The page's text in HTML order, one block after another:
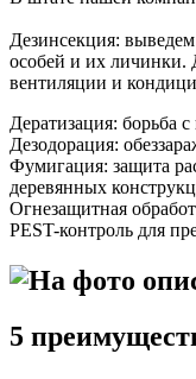
Дезинсекция:
особей и их личинки.
вентиляции и
Дератизация: борьба
Дезодорация:
Фумигация: защита
деревянных
Огнезащитная
PEST-контроль для
5